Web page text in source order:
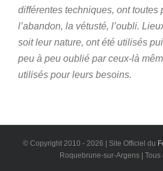
différentes techniques, ont toutes
l’abandon, la vétusté, l’oubli.
soit leur nature, ont été utilisés
peu à peu oublié par ceux-là
utilisés pour leurs besoins.
© Copyright 2010 - 2026 | Site Officiel du
Roquebrune-sur-Argens | Tous